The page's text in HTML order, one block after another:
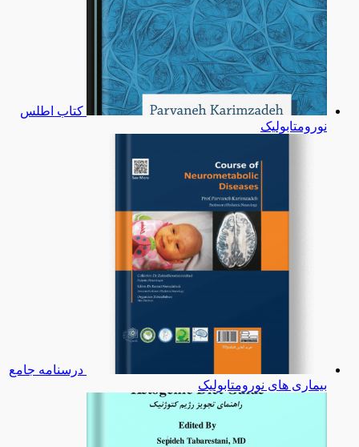
کتاب اطلس
نورومتابولیک
درسنامه جامع
بیماری های نورومتابولیک